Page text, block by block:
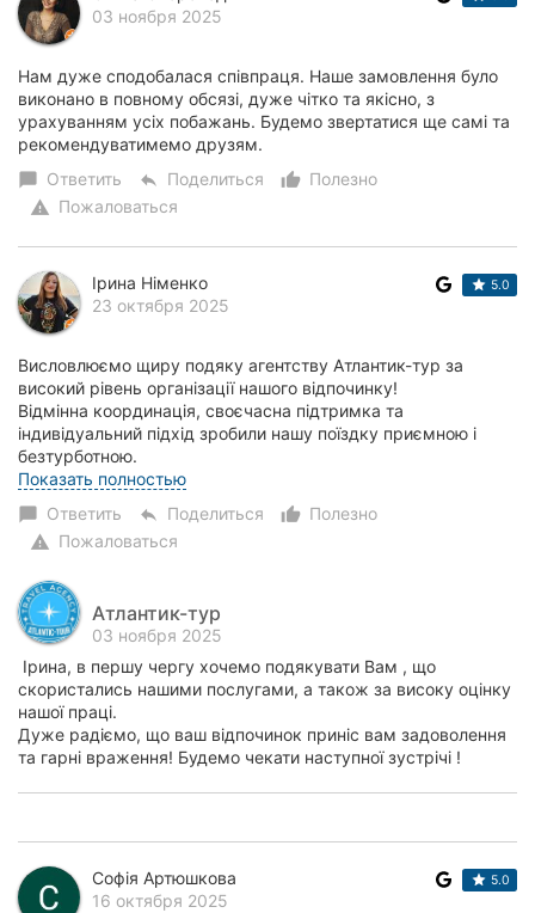
03 ноября 2025
Нам дуже сподобалася співпраця. Наше замовлення було
виконано в повному обсязі, дуже чітко та якісно, з
урахуванням усіх побажань. Будемо звертатися ще самі та
рекомендуватимемо друзям.
chat_bubble Ответить reply Поделиться thumb_up_alt
Полезно
warning Пожаловаться
Ірина Німенко
23 октября 2025
5.0
Висловлюємо щиру подяку агентству Атлантик-тур за
високий рівень організації нашого відпочинку!
Відмінна координація, своєчасна підтримка та
індивідуальний підхід зробили нашу поїздку приємною і
безтурботною.
Бажаємо вам подальшого розвитку та вдячни...
Показать полностью
chat_bubble Ответить reply Поделиться thumb_up_alt
Полезно
warning Пожаловаться
Атлантик-тур
03 ноября 2025
Ірина, в першу чергу хочемо подякувати Вам , що
скористались нашими послугами, а також за високу оцінку
нашої праці.
Дуже радіємо, що ваш відпочинок приніс вам задоволення
та гарні враження! Будемо чекати наступної зустрічі !
Софія Артюшкова
16 октября 2025
5.0